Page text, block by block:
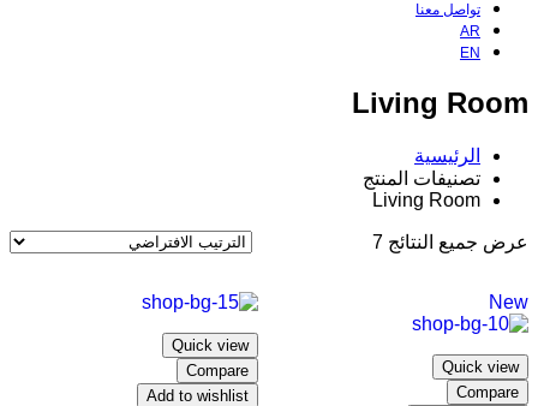
تواصل معنا
AR
EN
Living Room
الرئيسية
تصنيفات المنتج
Living Room
عرض جميع النتائج 7
New
Quick view
Compare
Quick view
Compare
Add to wishlist